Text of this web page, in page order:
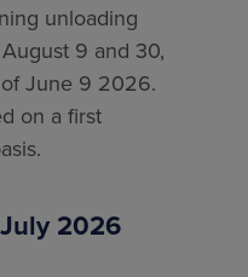
unloading
9 and 30,
June 9 2026.
on a first
2026